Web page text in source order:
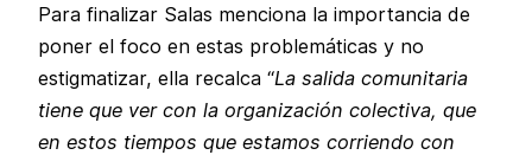
Para finalizar Salas menciona la importancia de
poner el foco en estas problemáticas y no
estigmatizar, ella recalca “La salida comunitaria
tiene que ver con la organización colectiva, que
en estos tiempos que estamos corriendo con